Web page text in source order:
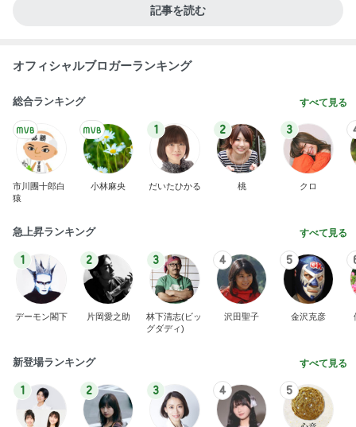
記事を読む
オフィシャルブロガーランキング
総合ランキング すべて見る
市川團十郎白
猿
小林麻央
1
だいたひかる
2
桃
3
クロ
急上昇ランキング すべて見る
1
デーモン閣下
2
片岡愛之助
3
林下清志(ビッ
グダディ)
4
沢田聖子
5
金沢克彦
新登場ランキング すべて見る
1 2 3 4 5